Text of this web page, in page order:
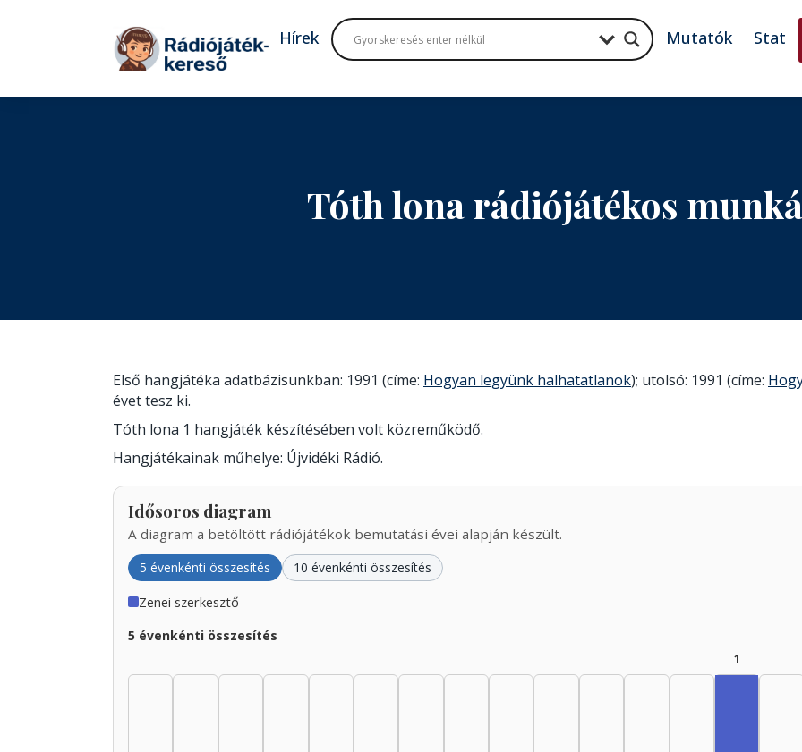
Tovább a tartalomhoz
Hírek Mutatók Stat
Tóth lona rádiójátékos
Első hangjátéka adatbázisunkban: 1991 (címe: Hogyan legyünk halhatatlanok); utolsó: 1991 (címe:
évet tesz ki.
Tóth lona 1 hangjáték készítésében volt közreműködő.
Hangjátékainak műhelye: Újvidéki Rádió.
Idősoros diagram
A diagram a betöltött rádiójátékok bemutatási évei alapján készült.
5 évenkénti összesítés 10 évenkénti összesítés
Zenei szerkesztő
5 évenkénti összesítés
1